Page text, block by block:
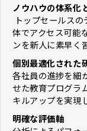
ノウハウの体系化
トップセールス
体でアクセス可能
ンを新人に素早く
個別最適化された
各社員の進捗を細
せた教育プログラ
キルアップを実現
明確な評価軸